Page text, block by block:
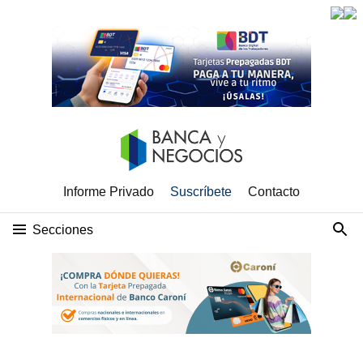
Informe Privado Suscríbete Contacto
Secciones